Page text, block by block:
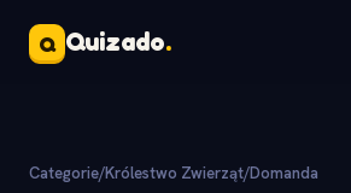
Q Quizado.
Categorie/Królestwo Zwierząt/Domanda